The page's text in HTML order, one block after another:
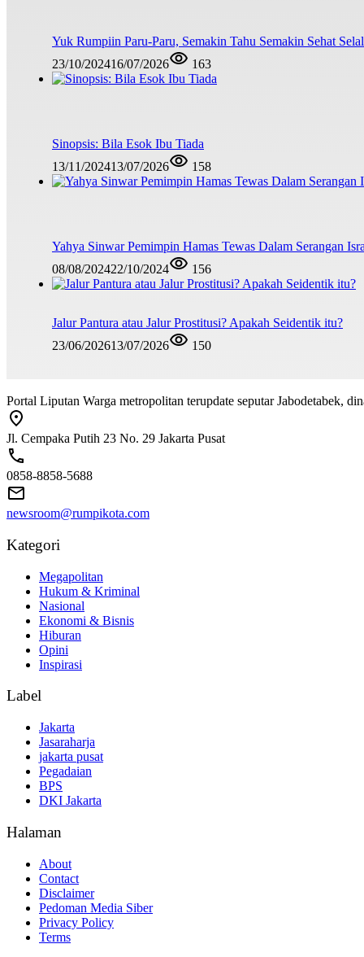
Yuk Rumpiin Paru-Paru, Semakin Tahu Semakin Sehat
23/10/202416/07/2026 163
Sinopsis: Bila Esok Ibu Tiada
13/11/202413/07/2026 158
Yahya Sinwar Pemimpin Hamas Tewas Dalam Serangan
08/08/202422/10/2024 156
Jalur Pantura atau Jalur Prostitusi? Apakah Seidentik itu?
23/06/202613/07/2026 150
Portal Liputan Warga metropolitan terupdate seputar Jabodetabek,
Jl. Cempaka Putih 23 No. 29 Jakarta Pusat
0858-8858-5688
newsroom@rumpikota.com
Kategori
Megapolitan
Hukum & Kriminal
Nasional
Ekonomi & Bisnis
Hiburan
Opini
Inspirasi
Label
Jakarta
Jasaraharja
jakarta pusat
Pegadaian
BPS
DKI Jakarta
Halaman
About
Contact
Disclaimer
Pedoman Media Siber
Privacy Policy
Terms